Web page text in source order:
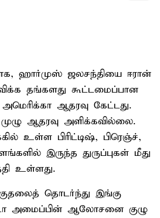
ஹார்முஸ் ஜலசந்தியை ஈரான்
தங்களது கூட்டமைப்பான
ஆதரவு கேட்டது.
ஆதரவு அளிக்கவில்லை.
உள்ள பிரிட்டிஷ், பிரெஞ்ச்,
இருந்த துருப்புகள் மீது
உள்ளது.
தொடர்ந்து இங்கு
அமைப்பின் ஆலோசனை குழு